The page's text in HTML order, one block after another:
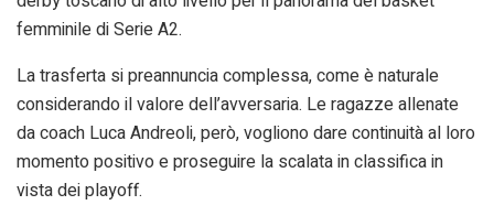
femminile di Serie A2.
La trasferta si preannuncia complessa, come è naturale
considerando il valore dell’avversaria. Le ragazze allenate
da coach Luca Andreoli, però, vogliono dare continuità al loro
momento positivo e proseguire la scalata in classifica in
vista dei playoff.